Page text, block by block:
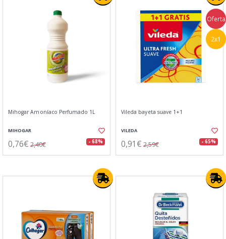
Mihogar Amoníaco Perfumado 1L
MIHOGAR
0,76€ 2,40€ - 68%
Oferta
2x1
Vileda bayeta suave 1+1
VILEDA
0,91€ 2,59€ - 65%